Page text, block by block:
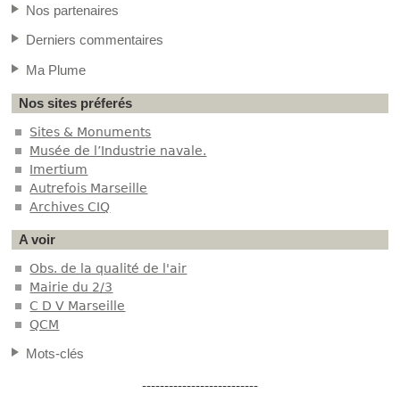
Nos partenaires
Derniers commentaires
Ma Plume
Nos sites préferés
Sites & Monuments
Musée de l’Industrie navale.
Imertium
Autrefois Marseille
Archives CIQ
A voir
Obs. de la qualité de l'air
Mairie du 2/3
C D V Marseille
QCM
Mots-clés
--------------------------